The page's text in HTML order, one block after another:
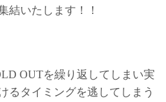
結いたします！！
OUTを繰り返してしまい実
るタイミングを逃してしまう